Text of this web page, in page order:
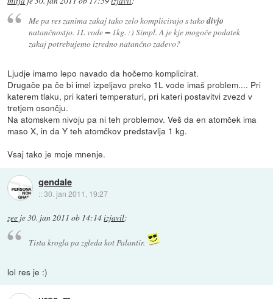
Me pa res zanima zakaj tako zelo komplicirajo s takodivjo
natančnostjo. 1L vode = 1kg. :) Simpl. A je kje mogoče podatek
zakaj potrebujemo izredno natančno zadevo?
Ljudje imamo lepo navado da hočemo komplicirat.
Drugače pa če bi imel izpeljavo preko 1L vode imaš problem.... Pri
katerem tlaku, pri kateri temperaturi, pri kateri postavitvi zvezd v
tretjem osončju.
Na atomskem nivoju pa ni teh problemov. Veš da en atomček ima
maso X, in da Y teh atomčkov predstavlja 1 kg.
Vsaj tako je moje mnenje.
gendale
::30. jan 2011, 19:27
zee je30. jan 2011 ob 14:14izjavil:
Tista krogla pa zgleda kot Palantir.
lol res je :)